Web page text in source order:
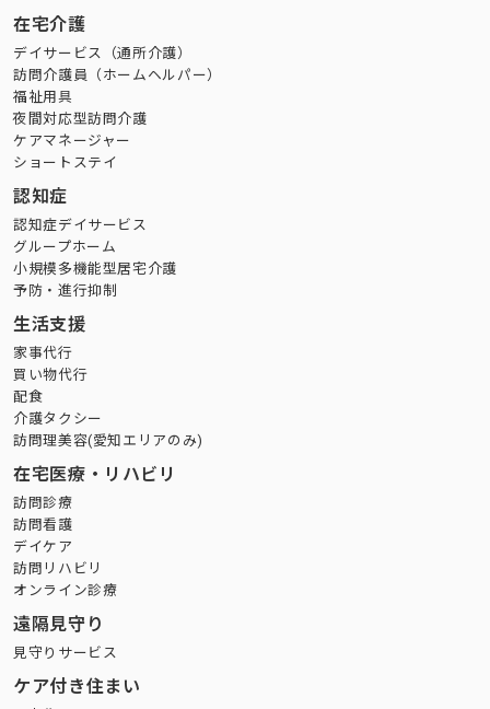
在宅介護
デイサービス（通所介護）
訪問介護員（ホームヘルパー）
福祉用具
夜間対応型訪問介護
ケアマネージャー
ショートステイ
認知症
認知症デイサービス
グループホーム
小規模多機能型居宅介護
予防・進行抑制
生活支援
家事代行
買い物代行
配食
介護タクシー
訪問理美容(愛知エリアのみ)
在宅医療・リハビリ
訪問診療
訪問看護
デイケア
訪問リハビリ
オンライン診療
遠隔見守り
見守りサービス
ケア付き住まい